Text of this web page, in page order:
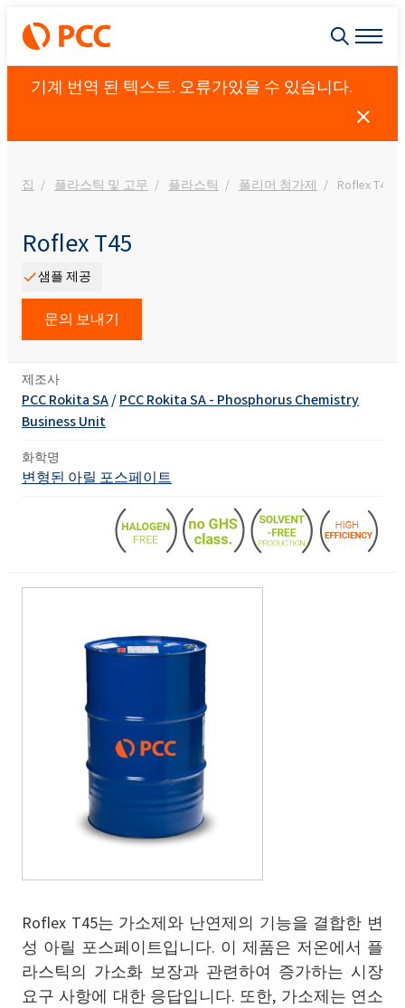
기계 번역 된 텍스트. 오류가있을 수 있습니다.
집 플라스틱 및 고무 플라스틱 폴리머 첨가제 Roflex T45
Roflex T45
샘플 제공
문의 보내기
제조사
PCC Rokita SA/PCC Rokita SA - Phosphorus Chemistry
Business Unit
화학명
변형된 아릴 포스페이트
Roflex T45는 가소제와 난연제의 기능을 결합한 변
성 아릴 포스페이트입니다. 이 제품은 저온에서 플
라스틱의 가소화 보장과 관련하여 증가하는 시장
요구 사항에 대한 응답입니다. 또한, 가소제는 연소